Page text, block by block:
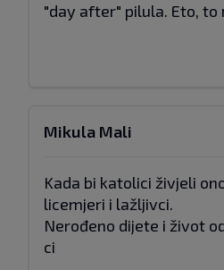
"day after" pilula. Eto, to
Mikula Mali
Kada bi katolici živjeli
licemjeri i lažljivci.
Nerođeno dijete i život
ci